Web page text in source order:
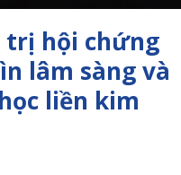
trị hội chứng
lâm sàng và
liền kim